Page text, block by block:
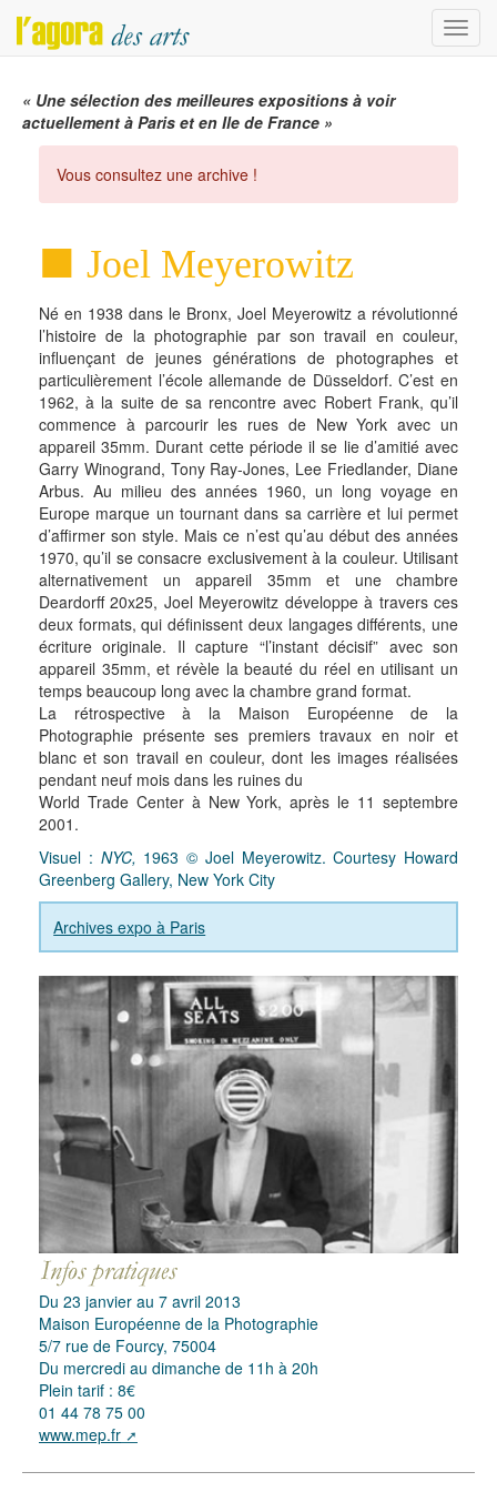
Menu
« Une sélection des meilleures expositions à voir
actuellement à Paris et en Ile de France »
Vous consultez une archive !
Joel Meyerowitz
Né en 1938 dans le Bronx, Joel Meyerowitz a révolutionné
l’histoire de la photographie par son travail en couleur,
influençant de jeunes générations de photographes et
particulièrement l’école allemande de Düsseldorf. C’est en
1962, à la suite de sa rencontre avec Robert Frank, qu’il
commence à parcourir les rues de New York avec un
appareil 35mm. Durant cette période il se lie d’amitié avec
Garry Winogrand, Tony Ray-Jones, Lee Friedlander, Diane
Arbus. Au milieu des années 1960, un long voyage en
Europe marque un tournant dans sa carrière et lui permet
d’affirmer son style. Mais ce n’est qu’au début des années
1970, qu’il se consacre exclusivement à la couleur. Utilisant
alternativement un appareil 35mm et une chambre
Deardorff 20x25, Joel Meyerowitz développe à travers ces
deux formats, qui définissent deux langages différents, une
écriture originale. Il capture “l’instant décisif” avec son
appareil 35mm, et révèle la beauté du réel en utilisant un
temps beaucoup long avec la chambre grand format.
La rétrospective à la Maison Européenne de la
Photographie présente ses premiers travaux en noir et
blanc et son travail en couleur, dont les images réalisées
pendant neuf mois dans les ruines du
World Trade Center à New York, après le 11 septembre
2001.
Visuel : NYC, 1963 © Joel Meyerowitz. Courtesy Howard
Greenberg Gallery, New York City
Archives expo à Paris
Du 23 janvier au 7 avril 2013
Maison Européenne de la Photographie
5/7 rue de Fourcy, 75004
Du mercredi au dimanche de 11h à 20h
Plein tarif : 8€
01 44 78 75 00
www.mep.fr